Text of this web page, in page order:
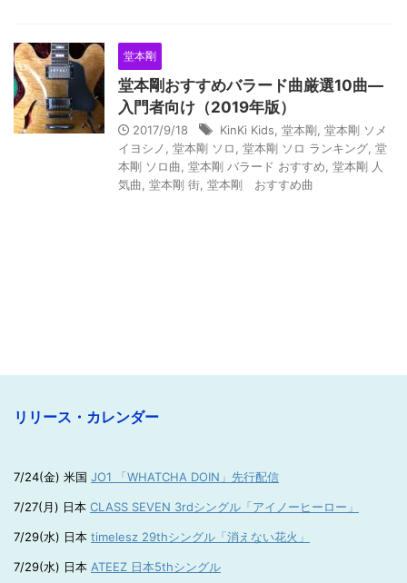
堂本剛
堂本剛おすすめバラード曲厳選10曲―
入門者向け（2019年版）
2017/9/18 KinKi Kids 堂本剛 堂本剛 ソメ
イヨシノ
堂本剛 ソロ 堂本剛 ソロ ランキング 堂
本剛 ソロ曲 堂本剛 バラード おすすめ 堂本剛 人
気曲 堂本剛 街 堂本剛 おすすめ曲
リリース・カレンダー
7/24(金) 米国 JO1 「WHATCHA DOIN」先行配信
7/27(月) 日本 CLASS SEVEN 3rdシングル「アイノーヒーロー」
7/29(水) 日本 timelesz 29thシングル「消えない花火」
7/29(水) 日本 ATEEZ 日本5thシングル